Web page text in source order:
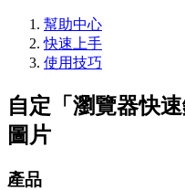
幫助中心
快速上手
使用技巧
自定「瀏覽器快
圖片
產品